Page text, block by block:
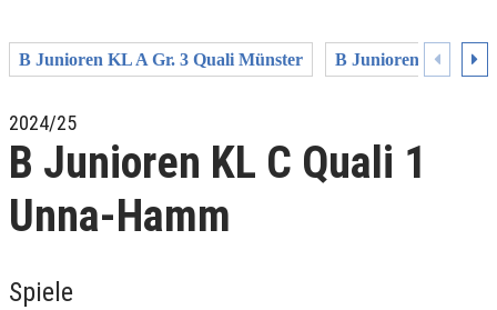
B Junioren KL A Gr. 3 Quali Münster B Junioren KL A
2024/25
B Junioren KL C Quali 1
Unna-Hamm
Spiele